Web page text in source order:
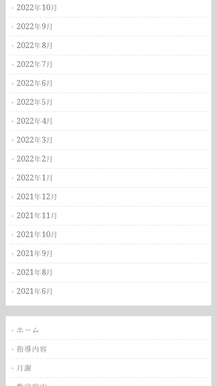
2022年10月
2022年9月
2022年8月
2022年7月
2022年6月
2022年5月
2022年4月
2022年3月
2022年2月
2022年1月
2021年12月
2021年11月
2021年10月
2021年9月
2021年8月
2021年6月
ホーム
指導内容
月謝